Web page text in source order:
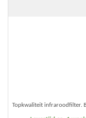
Topkwaliteit infraroodfilter.